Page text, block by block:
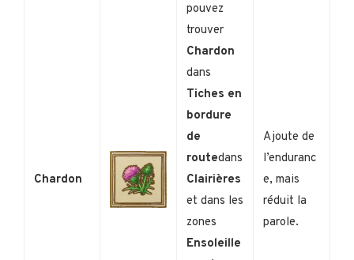
Chardon
pouvez
trouver
Chardon
dans
Tiches en
bordure
de
routedans
Clairières
et dans les
zones
Ensoleille
Ajoute de
l’enduranc
e, mais
réduit la
parole.